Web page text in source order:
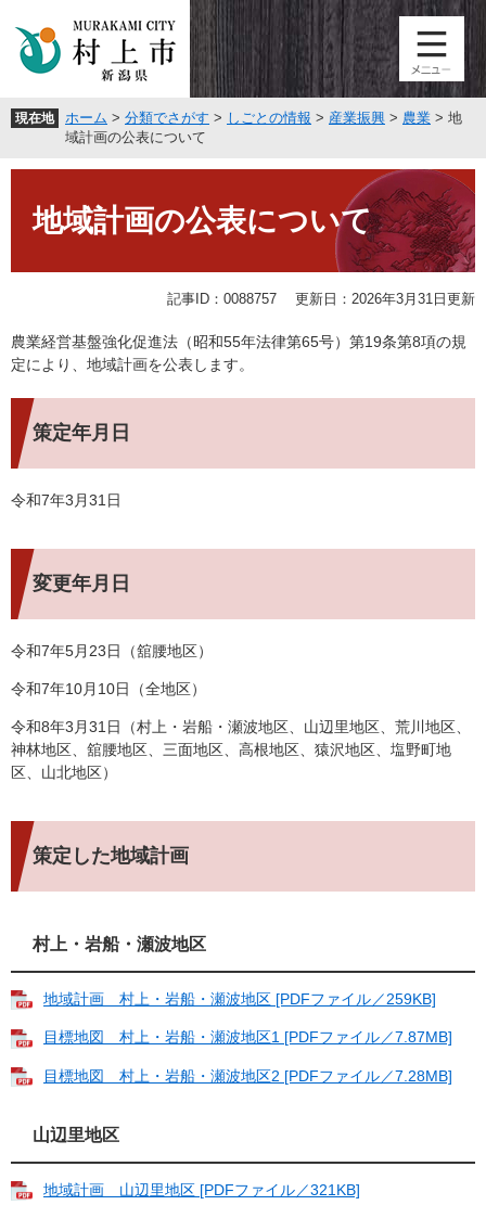
頭
す
飛
し
現在地 ホーム > 分類でさがす > しごとの情報 > 産業振興 > 農業 > 地
域計画の公表について
地域計画の公表について
記事ID：0088757 更新日：2026年3月31日更新
農業経営基盤強化促進法（昭和55年法律第65号）第19条第8項の規
定により、地域計画を公表します。
策定年月日
令和7年3月31日
変更年月日
令和7年5月23日（舘腰地区）
令和7年10月10日（全地区）
令和8年3月31日（村上・岩船・瀬波地区、山辺里地区、荒川地区、
神林地区、舘腰地区、三面地区、高根地区、猿沢地区、塩野町地
区、山北地区）
策定した地域計画
村上・岩船・瀬波地区
地域計画 村上・岩船・瀬波地区 [PDFファイル／259KB]
目標地図 村上・岩船・瀬波地区1 [PDFファイル／7.87MB]
目標地図 村上・岩船・瀬波地区2 [PDFファイル／7.28MB]
山辺里地区
地域計画 山辺里地区 [PDFファイル／321KB]